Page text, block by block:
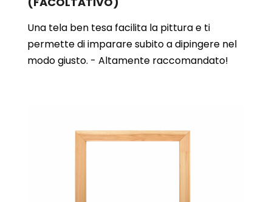
Una tela ben tesa facilita la pittura e ti
permette di imparare subito a dipingere nel
modo giusto. - Altamente raccomandato!